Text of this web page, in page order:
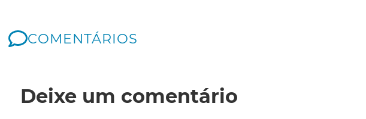
COMENTÁRIOS
Deixe um comentário